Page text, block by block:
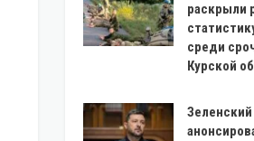
раскрыли
среди
Курской
Зеленский